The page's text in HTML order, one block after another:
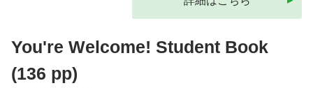
You're Welcome! Student Book
(136 pp)